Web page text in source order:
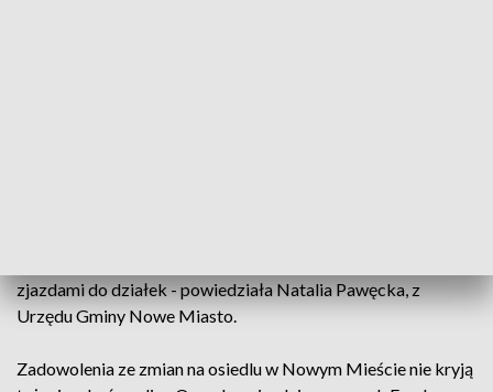
zjazdami do działek - powiedziała Natalia Pawęcka, z
Urzędu Gminy Nowe Miasto.
Zadowolenia ze zmian na osiedlu w Nowym Mieście nie kryją